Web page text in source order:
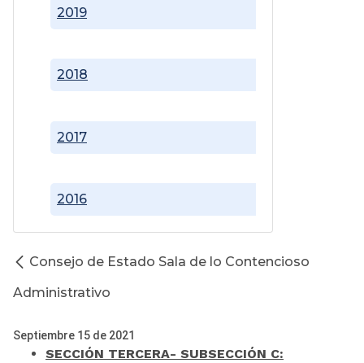
2016
2017
2018
2019
Consejo de Estado Sala de lo Contencioso
Administrativo
Septiembre 15 de 2021
SECCIÓN TERCERA- SUBSECCIÓN C: